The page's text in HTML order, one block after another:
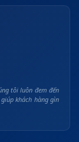
tôi luôn đem đến
khách hàng gìn